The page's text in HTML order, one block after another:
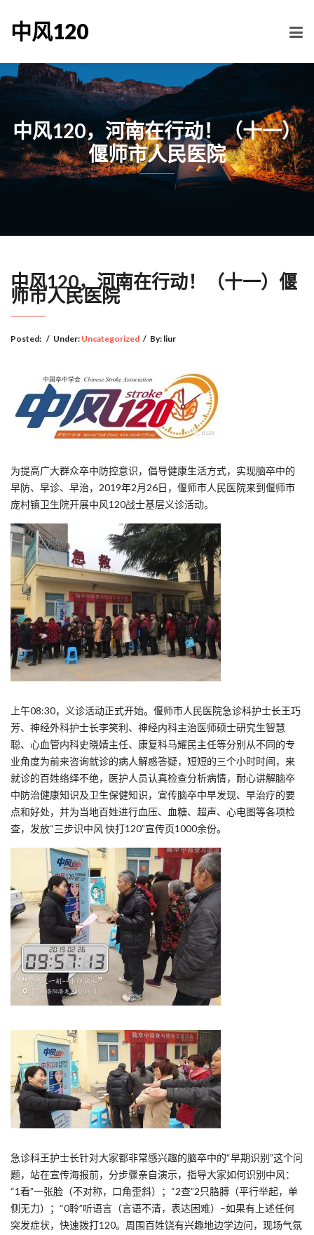
中风120
中风120，河南在行动！（十一）
偃师市人民医院
中风120，河南在行动！（十一）偃
师市人民医院
Posted: / Under: Uncategorized / By: liur
为提高广大群众卒中防控意识，倡导健康生活方式，实现脑卒中的
早防、早诊、早治，2019年2月26日，偃师市人民医院来到偃师市
庞村镇卫生院开展中风120战士基层义诊活动。
上午08:30，义诊活动正式开始。偃师市人民医院急诊科护士长王巧
芳、神经外科护士长李笑利、神经内科主治医师硕士研究生智慧
聪、心血管内科史晓婧主任、康复科马耀民主任等分别从不同的专
业角度为前来咨询就诊的病人解惑答疑，短短的三个小时时间，来
就诊的百姓络绎不绝，医护人员认真检查分析病情，耐心讲解脑卒
中防治健康知识及卫生保健知识，宣传脑卒中早发现、早治疗的要
点和好处，并为当地百姓进行血压、血糖、超声、心电图等各项检
查，发放“三步识中风 快打120”宣传页1000余份。
急诊科王护士长针对大家都非常感兴趣的脑卒中的“早期识别”这个问
题，站在宣传海报前，分步骤亲自演示，指导大家如何识别中风：
“1看”一张脸（不对称，口角歪斜）；“2查”2只胳膊（平行举起，单
侧无力）；“0聆”听语言（言语不清，表达困难）–如果有上述任何
突发症状，快速拨打120。周围百姓饶有兴趣地边学边问，现场气氛